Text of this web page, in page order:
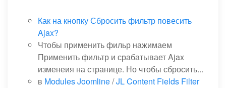
Как на кнопку Сбросить фильтр повесить
Ajax?
Чтобы применить фильр нажимаем
Применить фильтр и срабатывает Ajax
изменеия на странице. Но чтобы сбросить...
в Modules Joomline/JL Content Fields Filter